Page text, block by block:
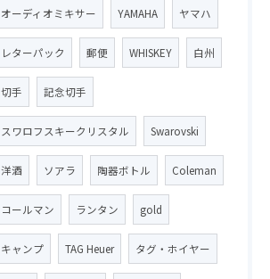
オーディオミキサー YAMAHA ヤマハ
レターパック 郵便 WHISKEY 白州
切手 記念切手
スワロフスキークリスタル Swarovski
洋酒 ソアラ 陶器ボトル Coleman
コールマン ランタン gold
キャンプ TAG Heuer タグ・ホイヤー